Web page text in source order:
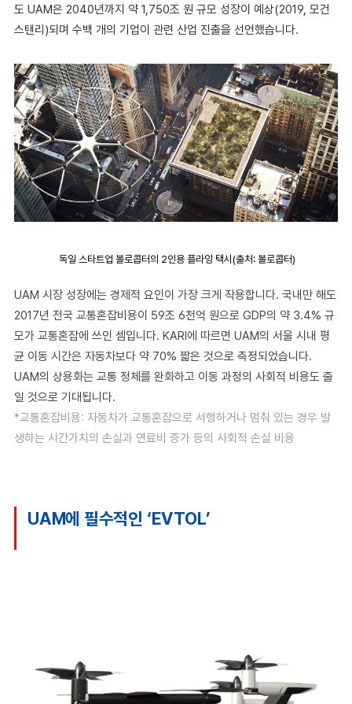
도 UAM은 2040년까지 약 1,750조 원 규모 성장이 예상(2019, 모건
스탠리)되며 수백 개의 기업이 관련 산업 진출을 선언했습니다.
독일 스타트업 볼로콥터의 2인용 플라잉 택시(출처: 볼로콥터)
UAM 시장 성장에는 경제적 요인이 가장 크게 작용합니다. 국내만 해도
2017년 전국 교통혼잡비용이 59조 6천억 원으로 GDP의 약 3.4% 규
모가 교통혼잡에 쓰인 셈입니다. KARI에 따르면 UAM의 서울 시내 평
균 이동 시간은 자동차보다 약 70% 짧은 것으로 측정되었습니다.
UAM의 상용화는 교통 정체를 완화하고 이동 과정의 사회적 비용도 줄
일 것으로 기대됩니다.
*교통혼잡비용: 자동차가 교통혼잡으로 서행하거나 멈춰 있는 경우 발
생하는 시간가치의 손실과 연료비 증가 등의 사회적 손실 비용
UAM에 필수적인 ‘EVTOL’